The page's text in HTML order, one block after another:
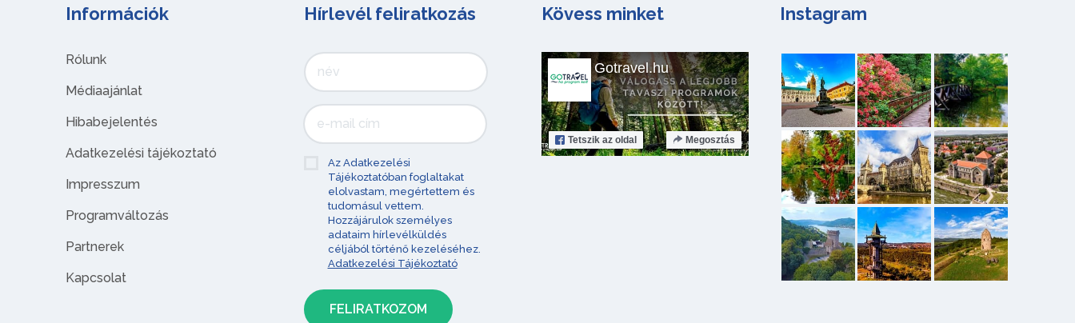
Információk
Rólunk
Médiaajánlat
Hibabejelentés
Adatkezelési tájékoztató
Impresszum
Programváltozás
Partnerek
Kapcsolat
Hírlevél feliratkozás
Az Adatkezelési
Tájékoztatóban foglaltakat
elolvastam, megértettem és
tudomásul vettem.
Hozzájárulok személyes
adataim hírlevélküldés
céljából történő kezeléséhez.
Adatkezelési Tájékoztató
Kövess minket
Gotravel.hu
Tetszik az oldal Megosztás
Instagram